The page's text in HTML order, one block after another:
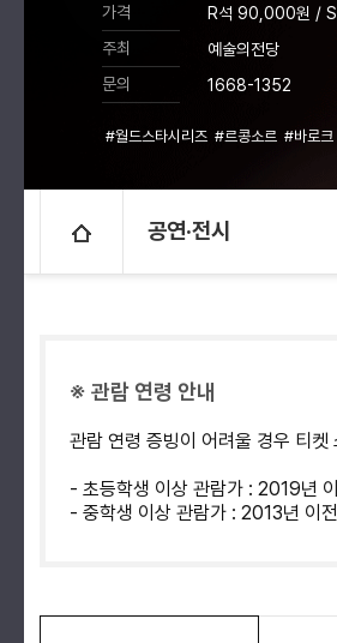
가격
R석 90,000원 /
주최
예술의전당
문의
1668-1352
#월드스타시리즈 #르콩소르 #바로크
공연·전시
※ 관람 연령 안내
관람 연령 증빙이 어려울 경우 티
- 초등학생 이상 관람가 : 2019년
- 중학생 이상 관람가 : 2013년 이